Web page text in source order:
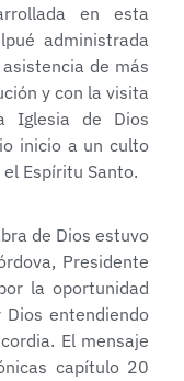
en esta
administrada
de más
y con la visita
Iglesia de Dios
inicio a un culto
Espíritu Santo.
de Dios estuvo
Presidente
la oportunidad
entendiendo
El mensaje
capítulo 20